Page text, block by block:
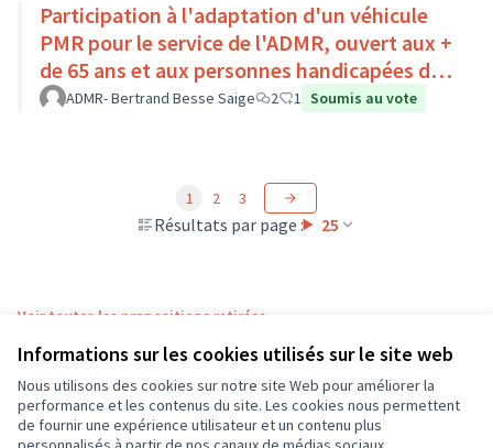
Informations sur les cookies utilisés sur le site web
Nous utilisons des cookies sur notre site Web pour améliorer la
performance et les contenus du site. Les cookies nous permettent
de fournir une expérience utilisateur et un contenu plus
Participation à l'adaptation d'un véhicule
PMR pour le service de l'ADMR, ouvert aux +
de 65 ans et aux personnes handicapées du
Pays Loire-Touraine.
ADMR- Bertrand Besse Saige 2 1 Soumis au vote
Résultats par page : 25
1 2 3
Voir toutes les propositions retirées
Conditions d'utilisation
Paramètres des cookies
CD37 sur XCD37 sur Facebook
CD37 sur Instagram
CD37 sur YouTube